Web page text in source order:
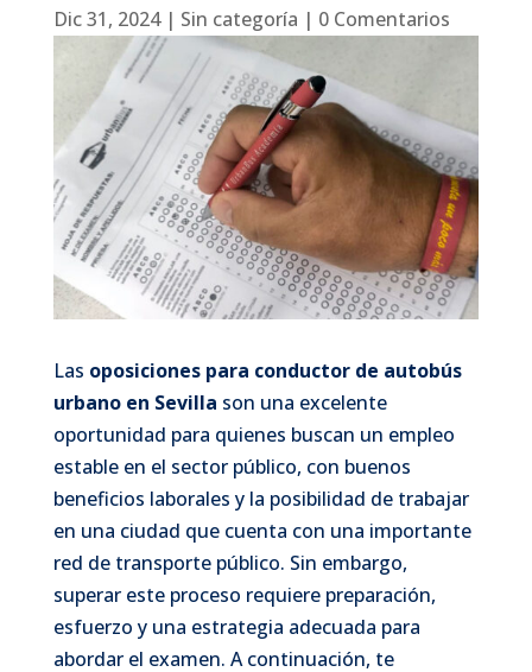
Dic 31, 2024| Sin categoría | 0 Comentarios
Las oposiciones para conductor de autobús
urbano en Sevilla son una excelente
oportunidad para quienes buscan un empleo
estable en el sector público, con buenos
beneficios laborales y la posibilidad de trabajar
en una ciudad que cuenta con una importante
red de transporte público. Sin embargo,
superar este proceso requiere preparación,
esfuerzo y una estrategia adecuada para
abordar el examen. A continuación, te